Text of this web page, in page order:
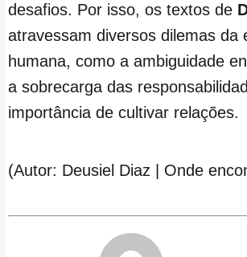
desafios. Por isso, os textos de
atravessam diversos dilemas da
humana, como a ambiguidade
a sobrecarga das
importância de cultivar relações.
(Autor: Deusiel Diaz | Onde